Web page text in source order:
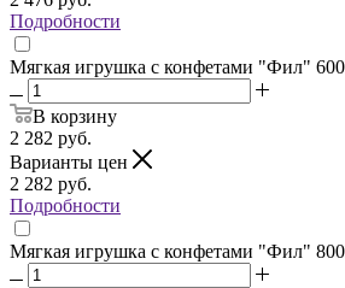
Подробности
Мягкая игрушка с конфетами "Фил"
В корзину
2 282 руб.
Варианты цен
2 282 руб.
Подробности
Мягкая игрушка с конфетами "Фил"